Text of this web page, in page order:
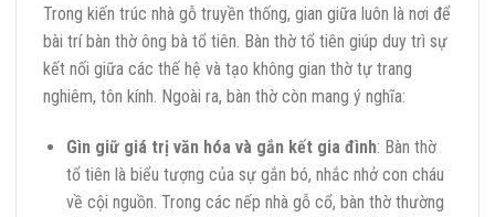
Trong kiến trúc nhà gỗ truyền thống, gian giữa luôn là nơi để
bài trí bàn thờ ông bà tổ tiên. Bàn thờ tổ tiên giúp duy trì sự
kết nối giữa các thế hệ và tạo không gian thờ tự trang
nghiêm, tôn kính. Ngoài ra, bàn thờ còn mang ý nghĩa:
Gìn giữ giá trị văn hóa và gắn kết gia đình: Bàn thờ
tổ tiên là biểu tượng của sự gắn bó, nhắc nhở con cháu
về cội nguồn. Trong các nếp nhà gỗ cổ, bàn thờ thường